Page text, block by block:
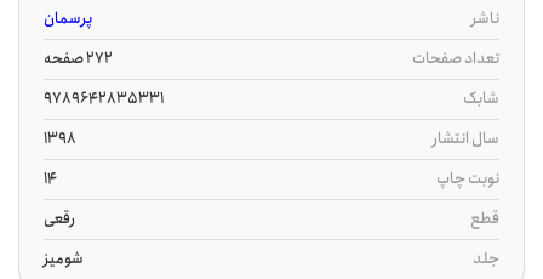
ناشر
پرسمان
تعداد صفحات
272 صفحه
شابک
9789642835331
سال انتشار
1398
نوبت چاپ
14
قطع
رقعی
جلد
شومیز